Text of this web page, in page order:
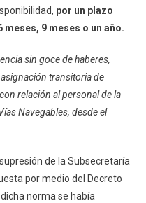
Del
Ministerio
Economía
por un plazo
9 meses o un año.
sin goce de haberes,
transitoria de
relación al personal de la
Navegables, desde el
de la Subsecretaría
por medio del Decreto
norma se había